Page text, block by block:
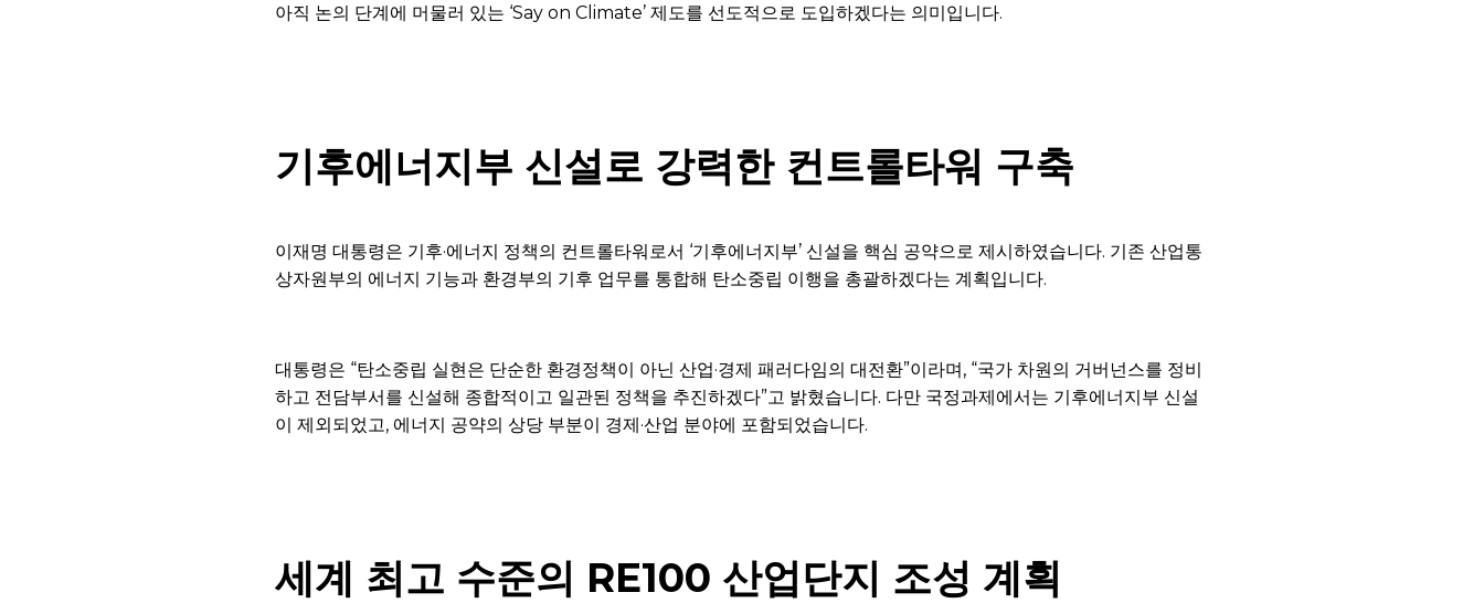
아직 논의 단계에 머물러 있는 ‘Say on Climate’ 제도를 선도적으로 도입하겠다는 의미입니다.
기후에너지부 신설로 강력한 컨트롤타워 구축
이재명 대통령은 기후·에너지 정책의 컨트롤타워로서 ‘기후에너지부’ 신설을 핵심 공약으로 제시하였습니다. 기존 산업통
상자원부의 에너지 기능과 환경부의 기후 업무를 통합해 탄소중립 이행을 총괄하겠다는 계획입니다.
대통령은 “탄소중립 실현은 단순한 환경정책이 아닌 산업·경제 패러다임의 대전환”이라며, “국가 차원의 거버넌스를 정비
하고 전담부서를 신설해 종합적이고 일관된 정책을 추진하겠다”고 밝혔습니다. 다만 국정과제에서는 기후에너지부 신설
이 제외되었고, 에너지 공약의 상당 부분이 경제·산업 분야에 포함되었습니다.
세계 최고 수준의 RE100 산업단지 조성 계획